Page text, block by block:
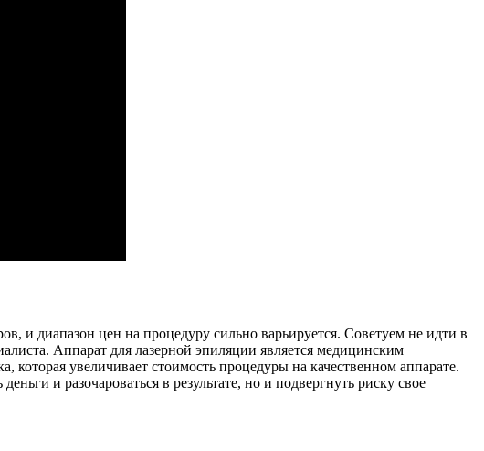
и диапазон цен на процедуру сильно варьируется. Советуем не идти в
Аппарат для лазерной эпиляции является медицинским
увеличивает стоимость процедуры на качественном аппарате.
и разочароваться в результате, но и подвергнуть риску свое